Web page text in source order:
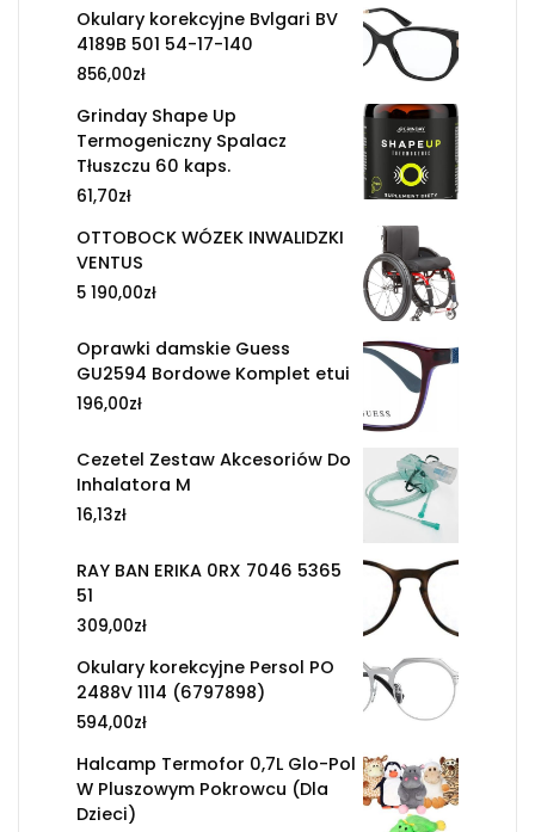
Okulary korekcyjne Bvlgari BV
4189B 501 54-17-140
856,00zł
Grinday Shape Up
Termogeniczny Spalacz
Tłuszczu 60 kaps.
61,70zł
OTTOBOCK WÓZEK INWALIDZKI
VENTUS
5 190,00zł
Oprawki damskie Guess
GU2594 Bordowe Komplet etui
196,00zł
Cezetel Zestaw Akcesoriów Do
Inhalatora M
16,13zł
RAY BAN ERIKA 0RX 7046 5365
51
309,00zł
Okulary korekcyjne Persol PO
2488V 1114 (6797898)
594,00zł
Halcamp Termofor 0,7L Glo-Pol
W Pluszowym Pokrowcu (Dla
Dzieci)